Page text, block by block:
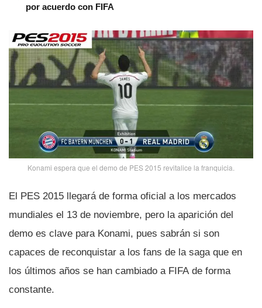
por acuerdo con FIFA
Konami espera que el demo de PES 2015 revitalice la franquicia.
El PES 2015 llegará de forma oficial a los mercados
mundiales el 13 de noviembre, pero la aparición del
demo es clave para Konami, pues sabrán si son
capaces de reconquistar a los fans de la saga que en
los últimos años se han cambiado a FIFA de forma
constante.